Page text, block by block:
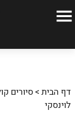
דף הבית>סיורים
לוינסקי